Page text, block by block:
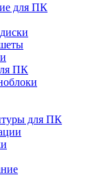
для ПК
ПК
для ПК